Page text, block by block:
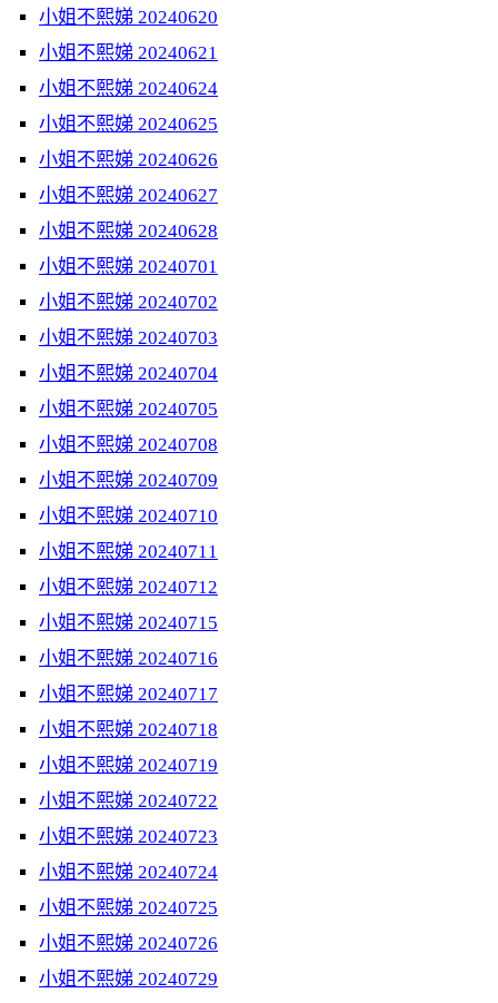
小姐不熙娣 20240620
小姐不熙娣 20240621
小姐不熙娣 20240624
小姐不熙娣 20240625
小姐不熙娣 20240626
小姐不熙娣 20240627
小姐不熙娣 20240628
小姐不熙娣 20240701
小姐不熙娣 20240702
小姐不熙娣 20240703
小姐不熙娣 20240704
小姐不熙娣 20240705
小姐不熙娣 20240708
小姐不熙娣 20240709
小姐不熙娣 20240710
小姐不熙娣 20240711
小姐不熙娣 20240712
小姐不熙娣 20240715
小姐不熙娣 20240716
小姐不熙娣 20240717
小姐不熙娣 20240718
小姐不熙娣 20240719
小姐不熙娣 20240722
小姐不熙娣 20240723
小姐不熙娣 20240724
小姐不熙娣 20240725
小姐不熙娣 20240726
小姐不熙娣 20240729